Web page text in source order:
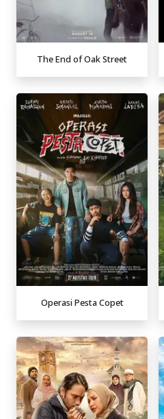
The End of Oak Street
Operasi Pesta Copet